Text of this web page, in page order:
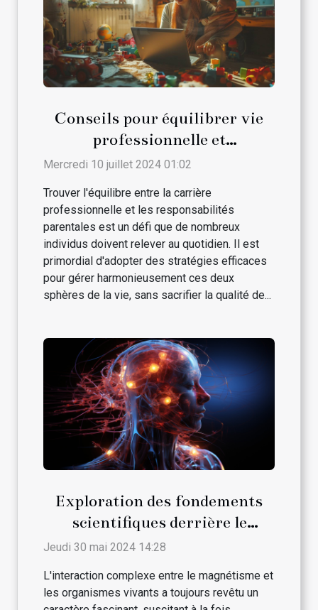
Conseils pour équilibrer vie
professionnelle et
responsabilités parentales
Mercredi 10 juillet 2024 01:02
Trouver l'équilibre entre la carrière
professionnelle et les responsabilités
parentales est un défi que de nombreux
individus doivent relever au quotidien. Il est
primordial d'adopter des stratégies efficaces
pour gérer harmonieusement ces deux
sphères de la vie, sans sacrifier la qualité de...
Exploration des fondements
scientifiques derrière le
magnétisme et son interaction
conventionnels
Jeudi 30 mai 2024 14:28
L'interaction complexe entre le magnétisme et
les organismes vivants a toujours revêtu un